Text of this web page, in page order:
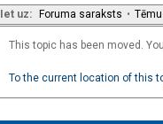
Iet uz: Foruma saraksts •
This topic has been moved.
To the current location of this